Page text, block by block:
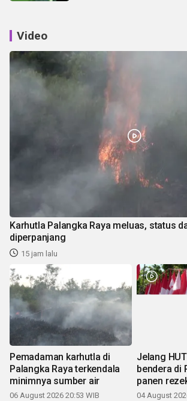
Video
Karhutla Palangka Raya meluas, status
diperpanjang
15 jam lalu
Pemadaman karhutla di
Palangka Raya terkendala
minimnya sumber air
06 August 2026 20:53 WIB
Jelang
bendera di
panen
04 August